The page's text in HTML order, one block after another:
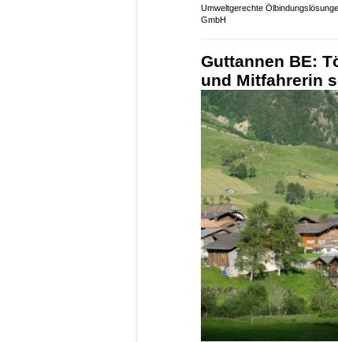
Umweltgerechte
GmbH
Guttannen BE:
und Mitfahrerin